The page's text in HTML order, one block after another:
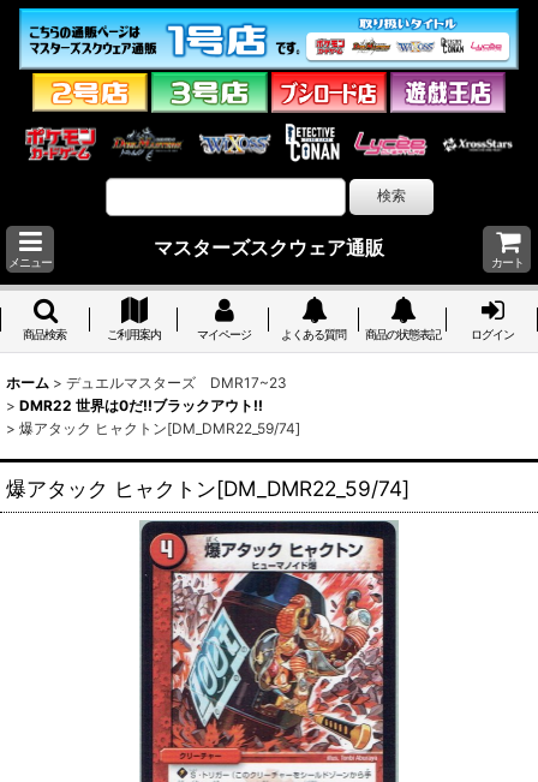
メニュー
マスターズスクウェア通販
カート
商品検索 ご利用案内 マイページ よくある質問 商品の状態表記 ログイン
ホーム > デュエルマスターズ DMR17~23
> DMR22 世界は0だ!!ブラックアウト!!
> 爆アタック ヒャクトン[DM_DMR22_59/74]
爆アタック ヒャクトン[DM_DMR22_59/74]